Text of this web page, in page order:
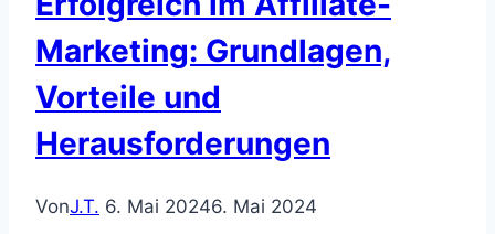
Marketing: Grundlagen,
Vorteile und
Herausforderungen
VonJ.T. 6. Mai 20246. Mai 2024